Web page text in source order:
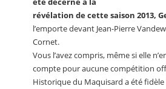
révélation de cette saison 2013,
l’emporte devant Jean-Pierre
Cornet.
Vous l’avez compris, même si elle
compte pour aucune compétition
Historique du Maquisard a été